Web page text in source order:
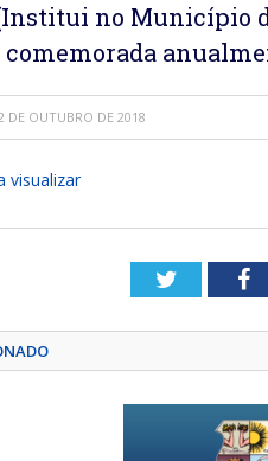
no Município
comemorada
DE OUTUBRO DE 2018
visualizar
Twitter